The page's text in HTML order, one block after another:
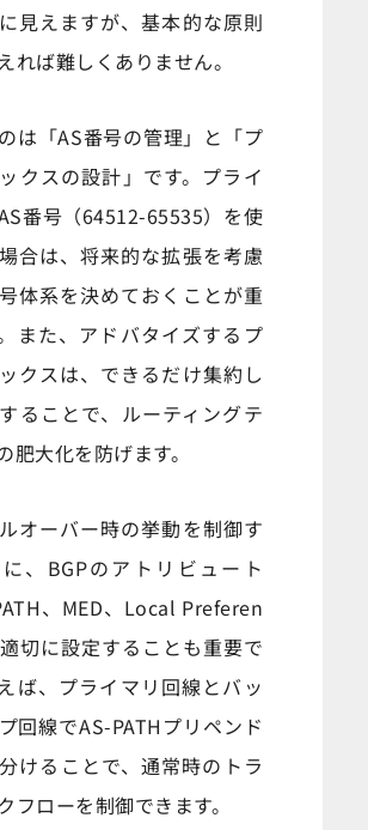
見えますが、基本的な原則
れば難しくありません。
は「AS番号の管理」と「プ
クスの設計」です。プライ
番号（64512-65535）を使
合は、将来的な拡張を考慮
体系を決めておくことが重
また、アドバタイズするプ
クスは、できるだけ集約し
ることで、ルーティングテ
肥大化を防げます。
オーバー時の挙動を制御す
、BGPのアトリビュート
、MED、Local Preferen
切に設定することも重要で
ば、プライマリ回線とバッ
回線でAS-PATHプリペンド
けることで、通常時のトラ
フローを制御できます。